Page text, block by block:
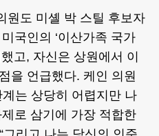
원도 미셸 박 스틸 후보자
국인의 ‘이산가족 국가
고, 자신은 상원에서 이
을 언급했다. 케인 의원
는 상당히 어렵지만 나
로 삼기에 가장 적합한